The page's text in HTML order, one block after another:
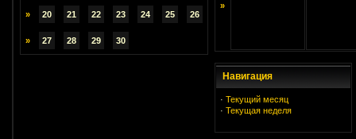
» 20 21 22 23 24 25 26
» 27 28 29 30
»
Навигация
· Текущий месяц
· Текущая неделя